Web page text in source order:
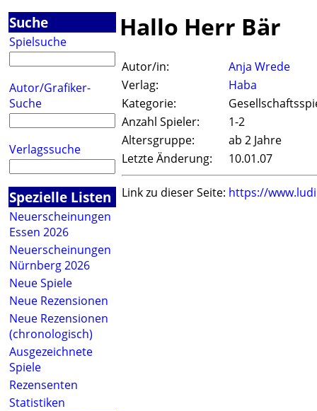
Suche
Spielsuche
Autor/Grafiker-
Suche
Verlagssuche
Spezielle Listen
Neuerscheinungen
Essen 2026
Neuerscheinungen
Nürnberg 2026
Neue Spiele
Neue Rezensionen
Neue Rezensionen
(chronologisch)
Ausgezeichnete
Spiele
Rezensenten
Statistiken
Hallo Herr Bär
Autor/in:
Anja Wrede
Verlag:
Haba
Kategorie:
Anzahl Spieler:
1-2
Altersgruppe:
ab 2 Jahre
Letzte Änderung:
10.01.07
Link zu dieser Seite: https://